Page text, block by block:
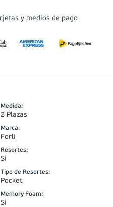
y medios de pago
Medida:
2 Plazas
Marca:
Forli
Resortes:
Si
Tipo de Resortes:
Pocket
Memory Foam:
Si